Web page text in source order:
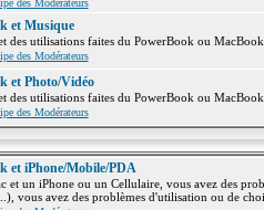
des Modérateurs
et Musique
des utilisations faites du PowerBook ou
des Modérateurs
et Photo/Vidéo
des utilisations faites du PowerBook ou
des Modérateurs
et iPhone/Mobile/PDA
et un iPhone ou un Cellulaire, vous avez des
vous avez des problèmes d'utilisation ou de